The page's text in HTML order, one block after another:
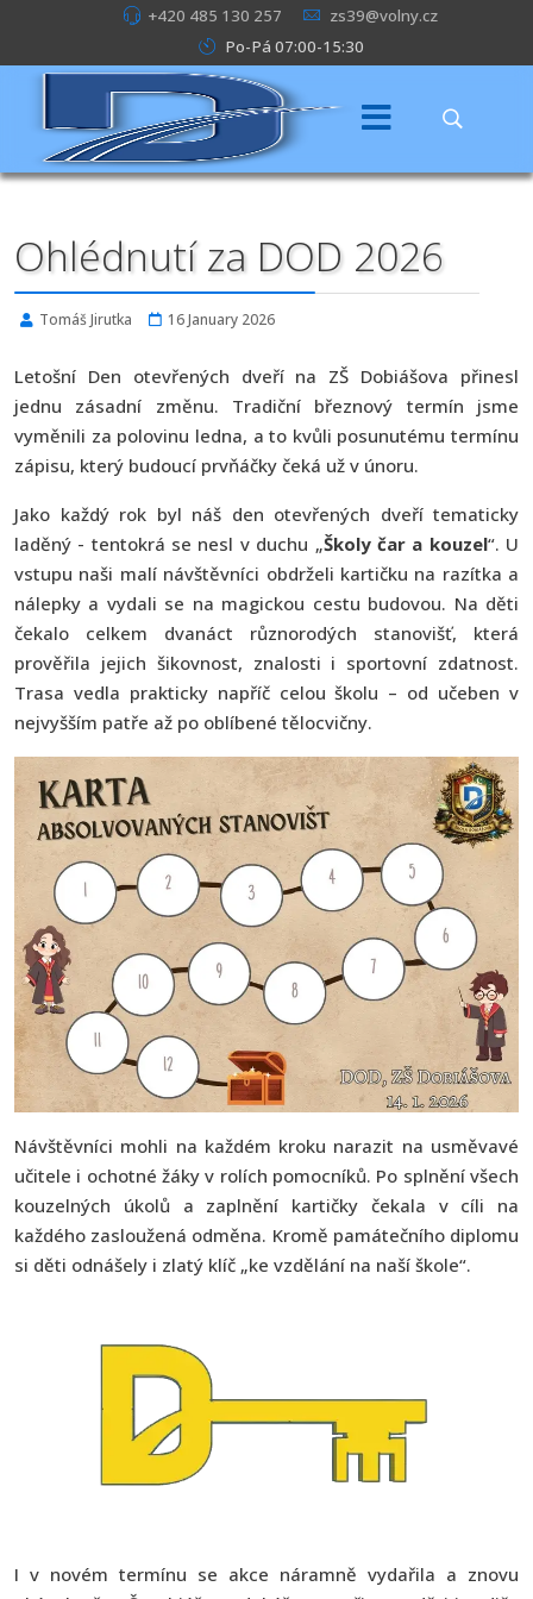
+420 485 130 257
zs39@volny.cz
Po-Pá 07:00-15:30
Ohlédnutí za DOD 2026
Tomáš Jirutka 16 January 2026
Letošní Den otevřených dveří na ZŠ Dobiášova přinesl
jednu zásadní změnu. Tradiční březnový termín jsme
vyměnili za polovinu ledna, a to kvůli posunutému termínu
zápisu, který budoucí prvňáčky čeká už v únoru.
Jako každý rok byl náš den otevřených dveří tematicky
laděný - tentokrá se nesl v duchu „Školy čar a kouzel“. U
vstupu naši malí návštěvníci obdrželi kartičku na razítka a
nálepky a vydali se na magickou cestu budovou. Na děti
čekalo celkem dvanáct různorodých stanovišť, která
prověřila jejich šikovnost, znalosti i sportovní zdatnost.
Trasa vedla prakticky napříč celou školu – od učeben v
nejvyšším patře až po oblíbené tělocvičny.
Návštěvníci mohli na každém kroku narazit na usměvavé
učitele i ochotné žáky v rolích pomocníků. Po splnění všech
kouzelných úkolů a zaplnění kartičky čekala v cíli na
každého zasloužená odměna. Kromě památečního diplomu
si děti odnášely i zlatý klíč „ke vzdělání na naší škole“.
I v novém termínu se akce náramně vydařila a znovu